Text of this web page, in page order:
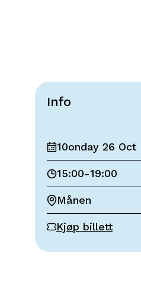
Info
10onday 26 Oct
15:00-19:00
Månen
Kjøp billett